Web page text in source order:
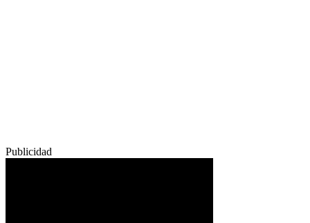
Publicidad